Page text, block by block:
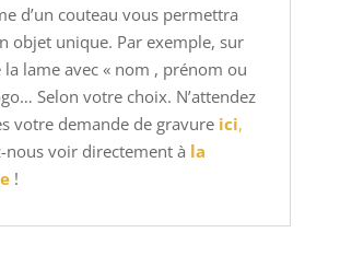
d’un couteau vous permettra
objet unique. Par exemple, sur
la lame avec « nom , prénom ou
Selon votre choix. N’attendez
votre demande de gravure ici,
nous voir directement à la
!